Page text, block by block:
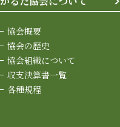
協会概要
協会の歴史
協会組織について
収支決算書一覧
各種規程